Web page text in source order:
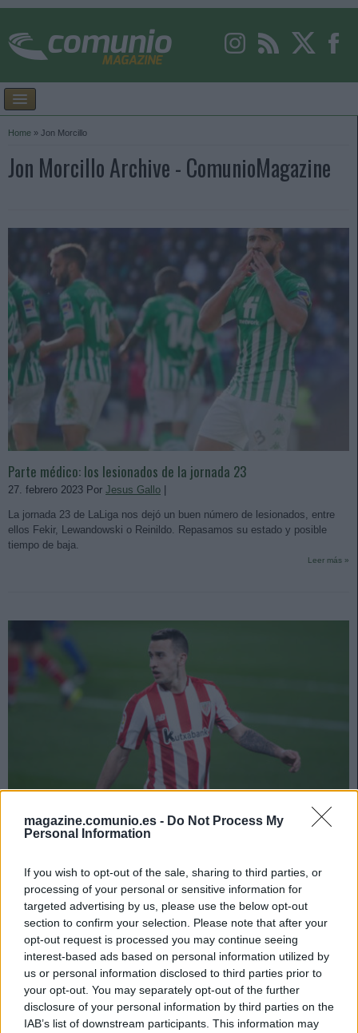
magazine.comunio.es - Do Not Process My
Personal Information
If you wish to opt-out of the sale, sharing to third parties, or
processing of your personal or sensitive information for
targeted advertising by us, please use the below opt-out
section to confirm your selection. Please note that after your
opt-out request is processed you may continue seeing
interest-based ads based on personal information utilized by
us or personal information disclosed to third parties prior to
your opt-out. You may separately opt-out of the further
disclosure of your personal information by third parties on the
IAB’s list of downstream participants. This information may
Home » Jon Morcillo
Jon Morcillo Archive - ComunioMagazine
Parte médico: los lesionados de la jornada 23
27. febrero 2023 Por Jesus Gallo
La jornada 23 de LaLiga nos dejó un buen número de lesionados, entre
ellos Fekir, Lewandowski o Reinildo. Repasamos su estado y posible
tiempo de baja.
Leer más »
Previas 21/22 – Athletic: luchar por Europa como objetivo
5. agosto 2021 Por Jesus Gallo
El Athletic de Marcelino tendrá como objetivo pelear por meterse en
Europa en la temporada 21/22. No será fácil, pero cuenta con un equipo
en el que hay jugadores de gran nivel.
Leer más »